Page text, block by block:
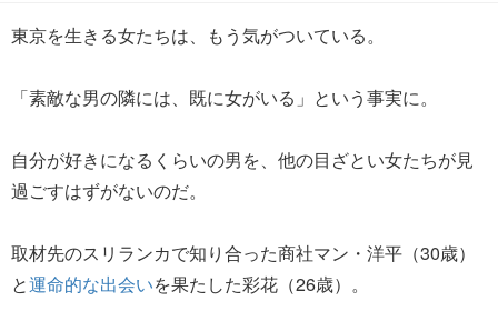
東京を生きる女たちは、もう気がついている。
「素敵な男の隣には、既に女がいる」という事実に。
自分が好きになるくらいの男を、他の目ざとい女たちが見
過ごすはずがないのだ。
取材先のスリランカで知り合った商社マン・洋平（30歳）
と運命的な出会いを果たした彩花（26歳）。